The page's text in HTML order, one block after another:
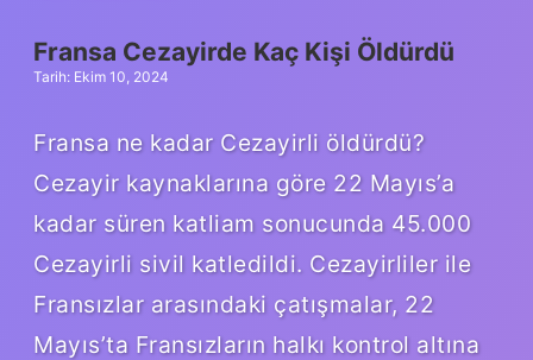
Fransa Cezayirde Kaç Kişi Öldürdü
Tarih: Ekim 10, 2024
Fransa ne kadar Cezayirli öldürdü?
Cezayir kaynaklarına göre 22 Mayıs’a
kadar süren katliam sonucunda 45.000
Cezayirli sivil katledildi. Cezayirliler ile
Fransızlar arasındaki çatışmalar, 22
Mayıs’ta Fransızların halkı kontrol altına